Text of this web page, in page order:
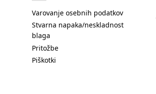
Varovanje osebnih podatkov
Stvarna napaka/neskladnost
blaga
Pritožbe
Piškotki